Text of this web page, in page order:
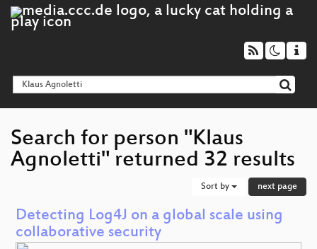
Search for person "Klaus
Agnoletti" returned 32 results
Sort by next page
Detecting Log4J on a global scale using
collaborative security